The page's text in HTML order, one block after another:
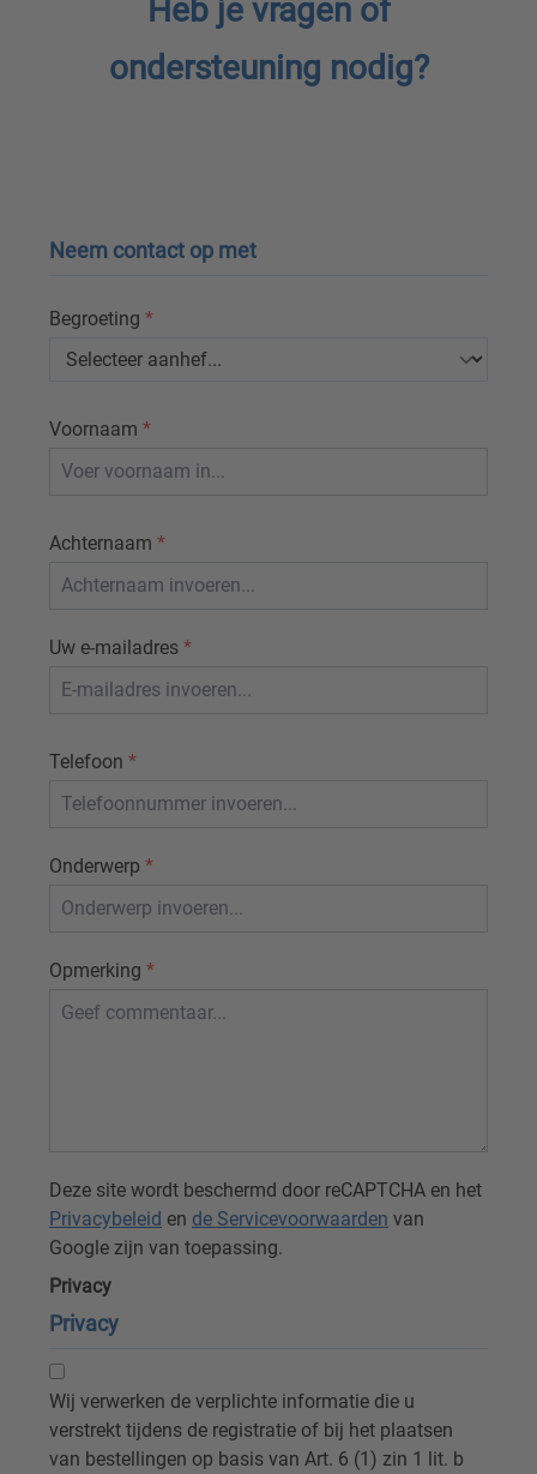
Heb je vragen of
ondersteuning nodig?
Neem contact op met
Begroeting *
Voornaam *
Achternaam *
Uw e-mailadres *
Telefoon *
Onderwerp *
Opmerking *
Deze site wordt beschermd door reCAPTCHA en het
Privacybeleid en de Servicevoorwaarden van
Google zijn van toepassing.
Privacy
Privacy
Wij verwerken de verplichte informatie die u
verstrekt tijdens de registratie of bij het plaatsen
van bestellingen op basis van Art. 6 (1) zin 1 lit. b